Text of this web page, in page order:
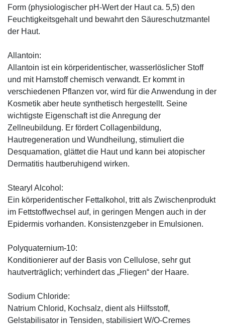
Form (physiologischer pH-Wert der Haut ca. 5,5) den
Feuchtigkeitsgehalt und bewahrt den Säureschutzmantel
der Haut.
Allantoin:
Allantoin ist ein körperidentischer, wasserlöslicher Stoff
und mit Harnstoff chemisch verwandt. Er kommt in
verschiedenen Pflanzen vor, wird für die Anwendung in der
Kosmetik aber heute synthetisch hergestellt. Seine
wichtigste Eigenschaft ist die Anregung der
Zellneubildung. Er fördert Collagenbildung,
Hautregeneration und Wundheilung, stimuliert die
Desquamation, glättet die Haut und kann bei atopischer
Dermatitis hautberuhigend wirken.
Stearyl Alcohol:
Ein körperidentischer Fettalkohol, tritt als Zwischenprodukt
im Fettstoffwechsel auf, in geringen Mengen auch in der
Epidermis vorhanden. Konsistenzgeber in Emulsionen.
Polyquaternium-10:
Konditionierer auf der Basis von Cellulose, sehr gut
hautverträglich; verhindert das „Fliegen“ der Haare.
Sodium Chloride:
Natrium Chlorid, Kochsalz, dient als Hilfsstoff,
Gelstabilisator in Tensiden, stabilisiert W/O-Cremes